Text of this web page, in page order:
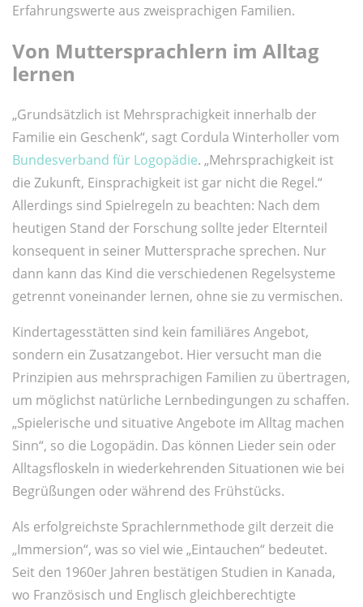
Erfahrungswerte aus zweisprachigen Familien.
Von Muttersprachlern im Alltag
lernen
„Grundsätzlich ist Mehrsprachigkeit innerhalb der
Familie ein Geschenk“, sagt Cordula Winterholler vom
Bundesverband für Logopädie. „Mehrsprachigkeit ist
die Zukunft, Einsprachigkeit ist gar nicht die Regel.“
Allerdings sind Spielregeln zu beachten: Nach dem
heutigen Stand der Forschung sollte jeder Elternteil
konsequent in seiner Muttersprache sprechen. Nur
dann kann das Kind die verschiedenen Regelsysteme
getrennt voneinander lernen, ohne sie zu vermischen.
Kindertagesstätten sind kein familiäres Angebot,
sondern ein Zusatzangebot. Hier versucht man die
Prinzipien aus mehrsprachigen Familien zu übertragen,
um möglichst natürliche Lernbedingungen zu schaffen.
„Spielerische und situative Angebote im Alltag machen
Sinn“, so die Logopädin. Das können Lieder sein oder
Alltagsfloskeln in wiederkehrenden Situationen wie bei
Begrüßungen oder während des Frühstücks.
Als erfolgreichste Sprachlernmethode gilt derzeit die
„Immersion“, was so viel wie „Eintauchen“ bedeutet.
Seit den 1960er Jahren bestätigen Studien in Kanada,
wo Französisch und Englisch gleichberechtigte